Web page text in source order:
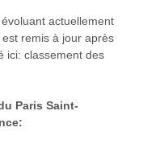
actuellement
remis à jour après
ici: classement des
Paris Saint-